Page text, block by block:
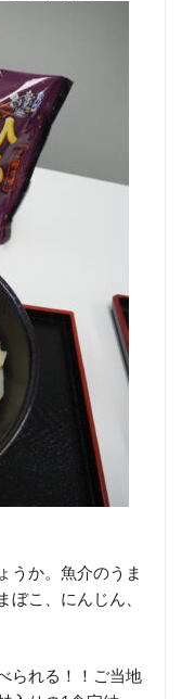
うか。魚介のうま
こ、にんじん、
られる！！ご当地